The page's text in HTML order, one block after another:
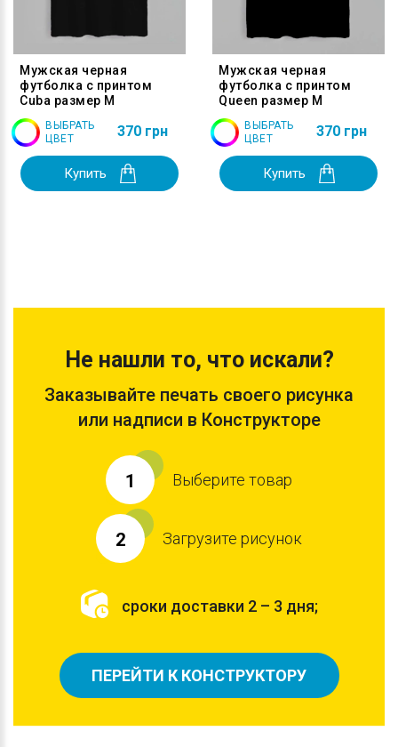
Мужская черная
футболка с принтом
Cuba размер M
ВЫБРАТЬ
ЦВЕТ
370 грн
Купить
Мужская черная
футболка с принтом
Queen размер M
ВЫБРАТЬ
ЦВЕТ
370 грн
Купить
Не нашли то, что искали?
Заказывайте печать своего рисунка
или надписи в Конструкторе
1 Выберите товар
2 Загрузите рисунок
сроки доставки 2 – 3 дня;
ПЕРЕЙТИ К КОНСТРУКТОРУ